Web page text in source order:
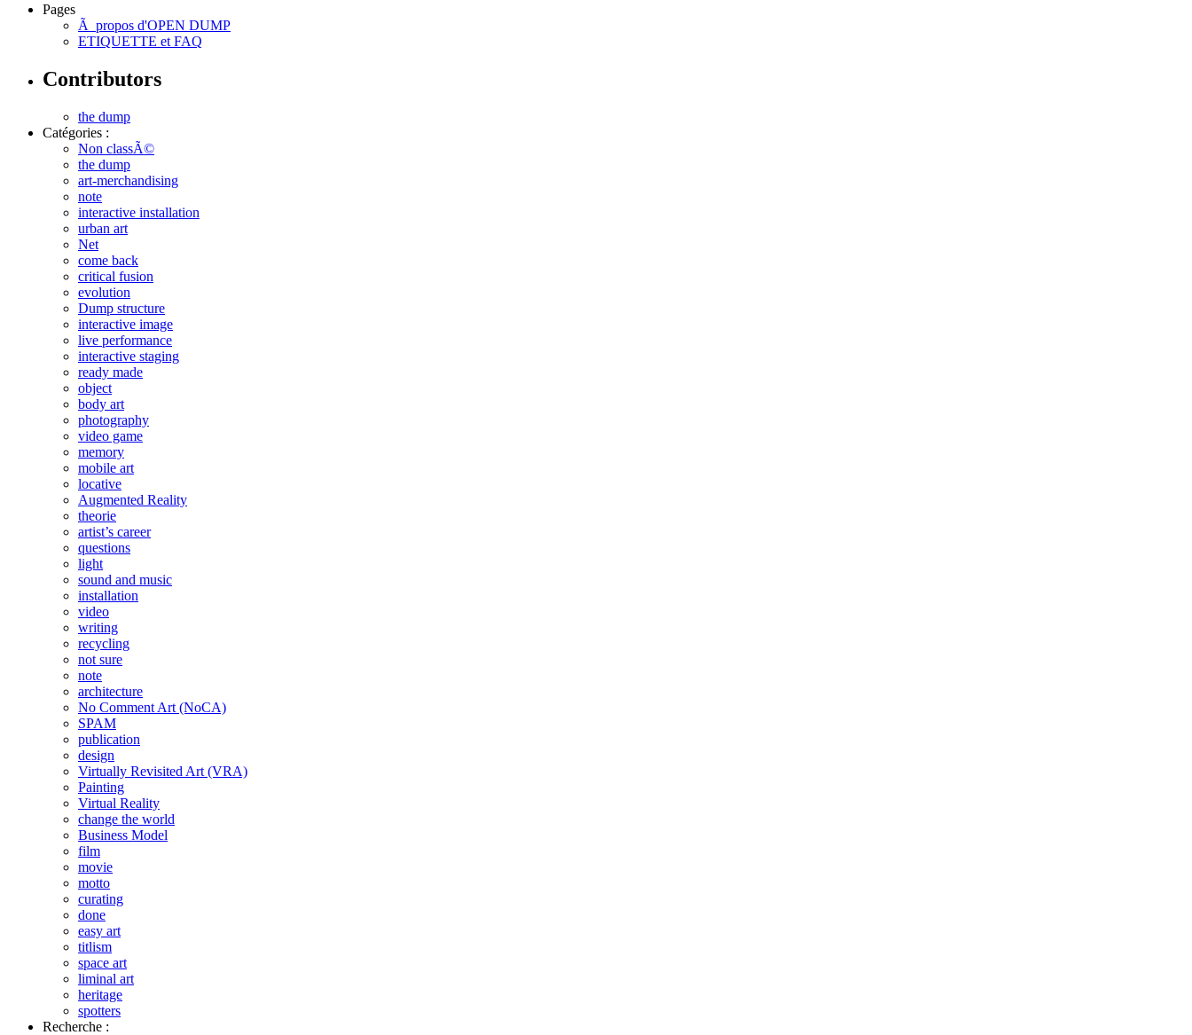
Pages
Ã propos d'OPEN DUMP
ETIQUETTE et FAQ
Contributors
the dump
Catégories :
Non classÃ©
the dump
art-merchandising
note
interactive installation
urban art
Net
come back
critical fusion
evolution
Dump structure
interactive image
live performance
interactive staging
ready made
object
body art
photography
video game
memory
mobile art
locative
Augmented Reality
theorie
artist’s career
questions
light
sound and music
installation
video
writing
recycling
not sure
note
architecture
No Comment Art (NoCA)
SPAM
publication
design
Virtually Revisited Art (VRA)
Painting
Virtual Reality
change the world
Business Model
film
movie
motto
curating
done
easy art
titlism
space art
liminal art
heritage
spotters
Recherche :